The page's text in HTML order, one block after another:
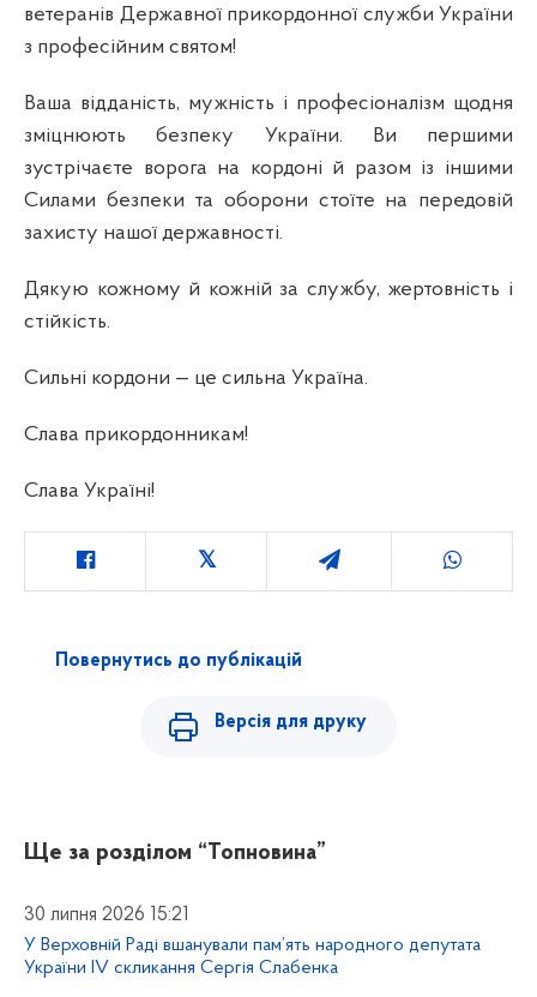
ветеранів Державної прикордонної служби України
з професійним святом!
Ваша відданість, мужність і професіоналізм щодня
зміцнюють безпеку України. Ви першими
зустрічаєте ворога на кордоні й разом із іншими
Силами безпеки та оборони стоїте на передовій
захисту нашої державності.
Дякую кожному й кожній за службу, жертовність і
стійкість.
Сильні кордони — це сильна Україна.
Слава прикордонникам!
Слава Україні!
Повернутись до публікацій
Версія для друку
Ще за розділом “Топновина”
30 липня 2026 15:21
У Верховній Раді вшанували пам’ять народного депутата
України IV скликання Сергія Слабенка